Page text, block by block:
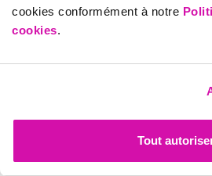
cookies conformément à notre
cookies.
Tout